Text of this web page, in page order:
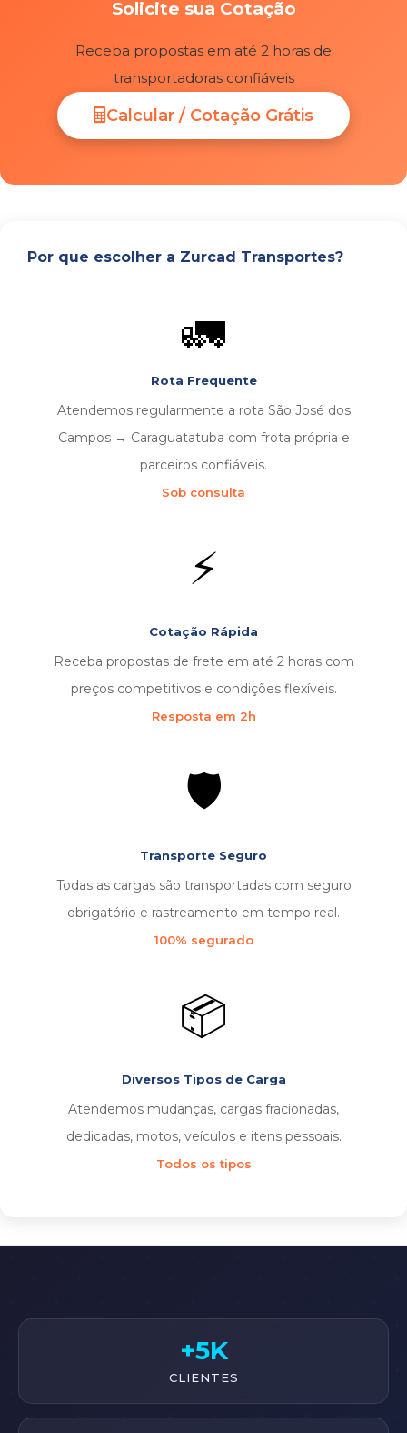
Solicite sua Cotação
Receba propostas em até 2 horas de
transportadoras confiáveis
Calcular / Cotação Grátis
Por que escolher a Zurcad Transportes?
🚛
Rota Frequente
Atendemos regularmente a rota São José dos
Campos → Caraguatatuba com frota própria e
parceiros confiáveis.
Sob consulta
⚡
Cotação Rápida
Receba propostas de frete em até 2 horas com
preços competitivos e condições flexíveis.
Resposta em 2h
🛡️
Transporte Seguro
Todas as cargas são transportadas com seguro
obrigatório e rastreamento em tempo real.
100% segurado
📦
Diversos Tipos de Carga
Atendemos mudanças, cargas fracionadas,
dedicadas, motos, veículos e itens pessoais.
Todos os tipos
+5K
CLIENTES